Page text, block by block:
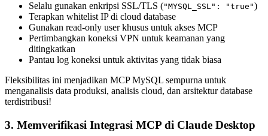
Selalu gunakan enkripsi SSL/TLS ("MYSQL_SSL": "true")
Terapkan whitelist IP di cloud database
Gunakan read-only user khusus untuk akses MCP
Pertimbangkan koneksi VPN untuk keamanan yang
ditingkatkan
Pantau log koneksi untuk aktivitas yang tidak biasa
Fleksibilitas ini menjadikan MCP MySQL sempurna untuk
menganalisis data produksi, analisis cloud, dan arsitektur database
terdistribusi!
3. Memverifikasi Integrasi MCP di Claude Desktop